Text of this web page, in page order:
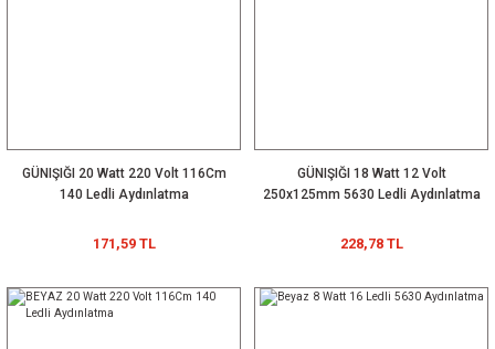
GÜNIŞIĞI 20 Watt 220 Volt 116Cm
140 Ledli Aydınlatma
171,59 TL
GÜNIŞIĞI 18 Watt 12 Volt
250x125mm 5630 Ledli Aydınlatma
228,78 TL